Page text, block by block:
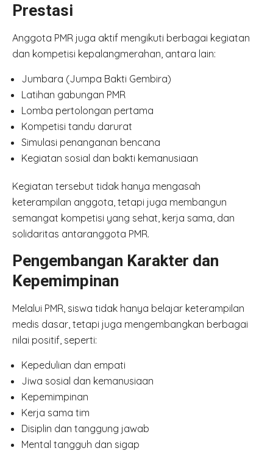
Prestasi
Anggota PMR juga aktif mengikuti berbagai kegiatan
dan kompetisi kepalangmerahan, antara lain:
Jumbara (Jumpa Bakti Gembira)
Latihan gabungan PMR
Lomba pertolongan pertama
Kompetisi tandu darurat
Simulasi penanganan bencana
Kegiatan sosial dan bakti kemanusiaan
Kegiatan tersebut tidak hanya mengasah
keterampilan anggota, tetapi juga membangun
semangat kompetisi yang sehat, kerja sama, dan
solidaritas antaranggota PMR.
Pengembangan Karakter dan
Kepemimpinan
Melalui PMR, siswa tidak hanya belajar keterampilan
medis dasar, tetapi juga mengembangkan berbagai
nilai positif, seperti:
Kepedulian dan empati
Jiwa sosial dan kemanusiaan
Kepemimpinan
Kerja sama tim
Disiplin dan tanggung jawab
Mental tangguh dan sigap